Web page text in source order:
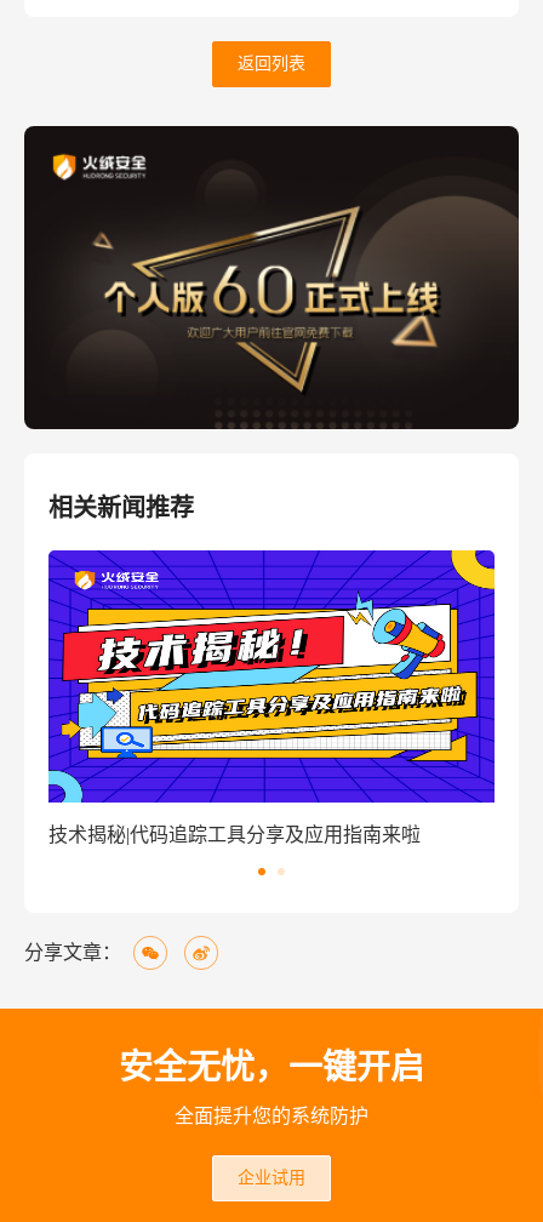
返回列表
相关新闻推荐
踪工具分享及应用指南来啦 窃密病毒伪装
分享文章：
安全无忧，一键开启
全面提升您的系统防护
企业试用